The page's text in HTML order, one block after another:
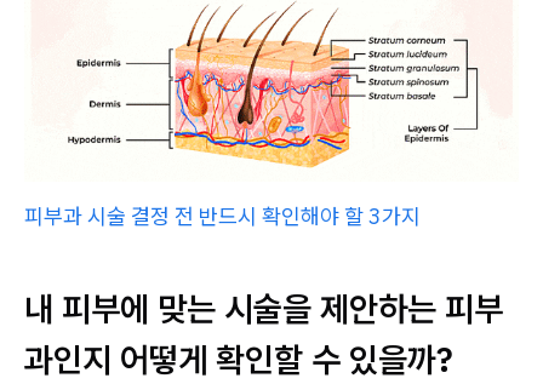
피부과 시술 결정 전 반드시 확인해야 할 3가지
내 피부에 맞는 시술을 제안하는 피부
과인지 어떻게 확인할 수 있을까?